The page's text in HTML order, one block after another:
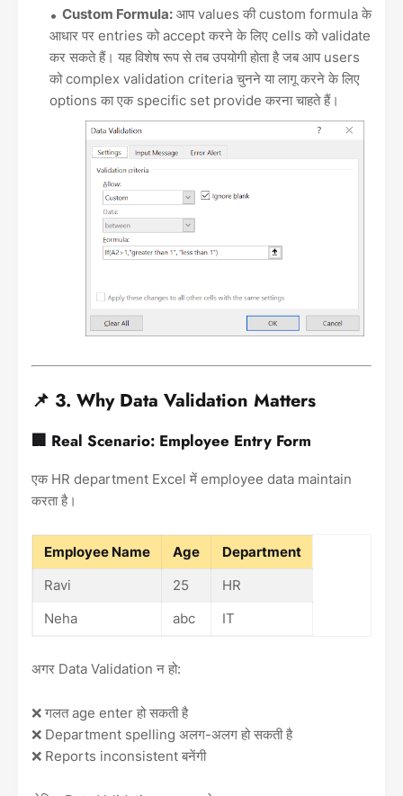
Custom Formula: आप values की custom formula के
आधार पर entries को accept करने के लिए cells को validate
कर सकते हैं। यह विशेष रूप से तब उपयोगी होता है जब आप users
को complex validation criteria चुनने या लागू करने के लिए
options का एक specific set provide करना चाहते हैं।
📌 3. Why Data Validation Matters
🏢 Real Scenario: Employee Entry Form
एक HR department Excel में employee data maintain
करता है।
Employee Name Age
Department
Ravi
25
HR
Neha
abc IT
अगर Data Validation न हो:
❌ गलत age enter हो सकती है
❌ Department spelling अलग-अलग हो सकती है
❌ Reports inconsistent बनेंगी